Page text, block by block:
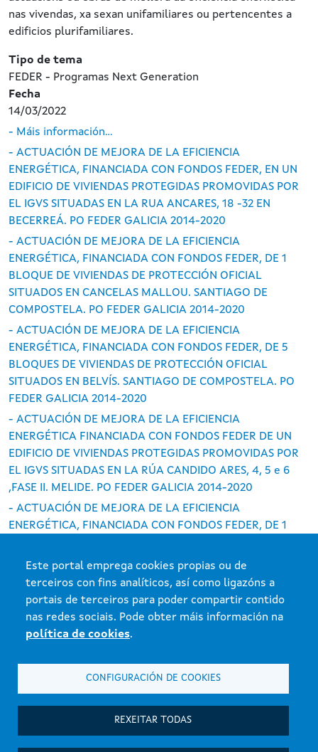
Este portal emprega cookies propias ou de
terceiros con fins analíticos, así como ligazóns a
portais de terceiros para poder compartir contido
nas redes sociais. Pode obter máis información na
política de cookies.
CONFIGURACIÓN DE COOKIES
REXEITAR TODAS
nas vivendas, xa sexan unifamiliares ou pertencentes a
edificios plurifamiliares.
Tipo de tema
FEDER - Programas Next Generation
Fecha
14/03/2022
- Máis información...
- ACTUACIÓN DE MEJORA DE LA EFICIENCIA
ENERGÉTICA, FINANCIADA CON FONDOS FEDER, EN UN
EDIFICIO DE VIVIENDAS PROTEGIDAS PROMOVIDAS POR
EL IGVS SITUADAS EN LA RUA ANCARES, 18 -32 EN
BECERREÁ. PO FEDER GALICIA 2014-2020
- ACTUACIÓN DE MEJORA DE LA EFICIENCIA
ENERGÉTICA, FINANCIADA CON FONDOS FEDER, DE 1
BLOQUE DE VIVIENDAS DE PROTECCIÓN OFICIAL
SITUADOS EN CANCELAS MALLOU. SANTIAGO DE
COMPOSTELA. PO FEDER GALICIA 2014-2020
- ACTUACIÓN DE MEJORA DE LA EFICIENCIA
ENERGÉTICA, FINANCIADA CON FONDOS FEDER, DE 5
BLOQUES DE VIVIENDAS DE PROTECCIÓN OFICIAL
SITUADOS EN BELVÍS. SANTIAGO DE COMPOSTELA. PO
FEDER GALICIA 2014-2020
- ACTUACIÓN DE MEJORA DE LA EFICIENCIA
ENERGÉTICA FINANCIADA CON FONDOS FEDER DE UN
EDIFICIO DE VIVIENDAS PROTEGIDAS PROMOVIDAS POR
EL IGVS SITUADAS EN LA RÚA CANDIDO ARES, 4, 5 e 6
,FASE II. MELIDE. PO FEDER GALICIA 2014-2020
- ACTUACIÓN DE MEJORA DE LA EFICIENCIA
ENERGÉTICA, FINANCIADA CON FONDOS FEDER, DE 1
SITUADOS EN PONTEPEREDA. SANTIAGO DE
COMPOSTELA. PO FEDER GALICIA 2014-2020
Xunta de Galicia. Información mantida e publicada na internet pola Xunta
Atención á cidadanía